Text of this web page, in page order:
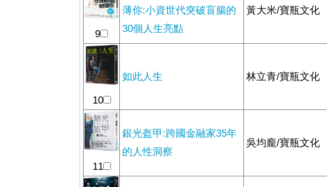
9
薄你:小資世代突破盲腸的
30個人生亮點
黃大米/寶瓶文化
10
如此人生 林立青/寶瓶文化
11
銀光盔甲:跨國金融家35年
的人性洞察
吳均龐/寶瓶文化